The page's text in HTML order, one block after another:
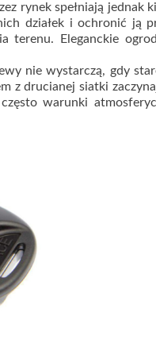
rynek spełniają jednak
działek i ochronić ją
terenu. Eleganckie
nie wystarczą, gdy
z drucianej siatki
warunki